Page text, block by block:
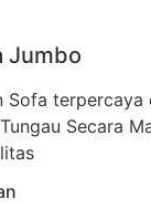
Jumbo
Sofa terpercaya
Secara